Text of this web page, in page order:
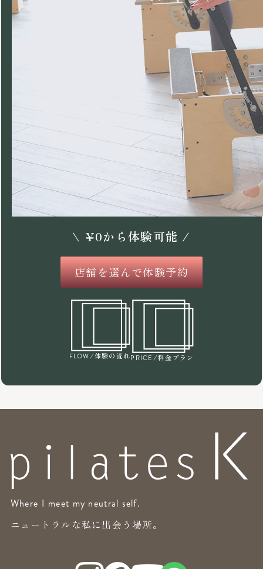
\ ¥0から体験可能 /
店舗を選んで体験予約
FLOW /体験の流れPRICE /料金プラン
Where I meet my neutral self.
ニュートラルな私に出会う場所。